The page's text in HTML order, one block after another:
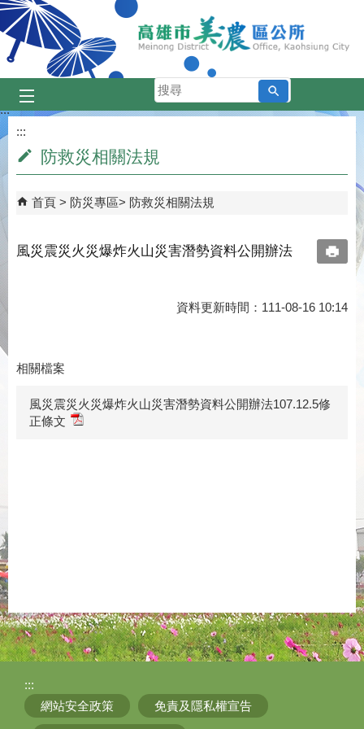
跳到主要內容區塊
搜
尋
:::
:::
防救災相關法規
首頁 防災專區 防救災相關法規
風災震災火災爆炸火山災害潛勢資料公開辦法
資料更新時間：111-08-16 10:14
相關檔案
風災震災火災爆炸火山災害潛勢資料公開辦法107.12.5修
正條文
:::
網站安全政策
免責及隱私權宣告